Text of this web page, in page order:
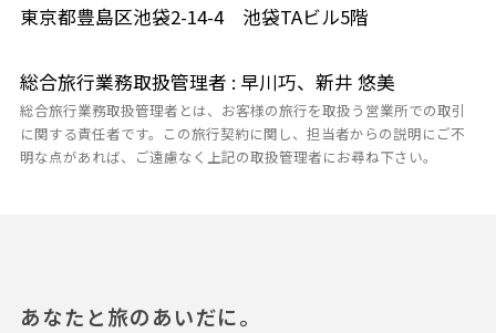
東京都豊島区池袋2-14-4 池袋TAビル5階
総合旅行業務取扱管理者 : 早川巧、新井 悠美
総合旅行業務取扱管理者とは、お客様の旅行を取扱う営業所での取引
に関する責任者です。この旅行契約に関し、担当者からの説明にご不
明な点があれば、ご遠慮なく上記の取扱管理者にお尋ね下さい。
あなたと旅のあいだに。